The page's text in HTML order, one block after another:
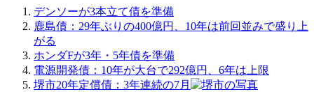
デンソーが3本立て債を準備
鹿島債：29年ぶりの400億円、10年は前回並みで盛り上
がる
ホンダFが3年・5年債を準備
電源開発債：10年が大台で292億円、6年は上限
堺市20年定償債：3年連続の7月